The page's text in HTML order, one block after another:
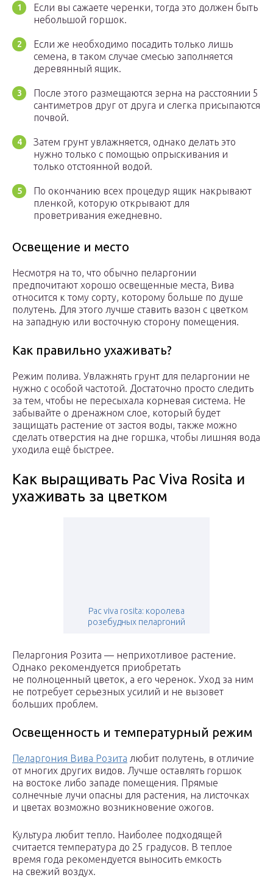
Если вы сажаете черенки, тогда это должен быть
небольшой горшок.
Если же необходимо посадить только лишь
семена, в таком случае смесью заполняется
деревянный ящик.
После этого размещаются зерна на расстоянии 5
сантиметров друг от друга и слегка присыпаются
почвой.
Затем грунт увлажняется, однако делать это
нужно только с помощью опрыскивания и
только отстоянной водой.
По окончанию всех процедур ящик накрывают
пленкой, которую открывают для
проветривания ежедневно.
Освещение и место
Несмотря на то, что обычно пеларгонии
предпочитают хорошо освещенные места, Вива
относится к тому сорту, которому больше по душе
полутень. Для этого лучше ставить вазон с цветком
на западную или восточную сторону помещения.
Как правильно ухаживать?
Режим полива. Увлажнять грунт для пеларгонии не
нужно с особой частотой. Достаточно просто следить
за тем, чтобы не пересыхала корневая система. Не
забывайте о дренажном слое, который будет
защищать растение от застоя воды, также можно
сделать отверстия на дне горшка, чтобы лишняя вода
уходила ещё быстрее.
Как выращивать Pac Viva Rosita и
ухаживать за цветком
Pac viva rosita: королева
розебудных пеларгоний
Пеларгония Розита — неприхотливое растение.
Однако рекомендуется приобретать
не полноценный цветок, а его черенок. Уход за ним
не потребует серьезных усилий и не вызовет
больших проблем.
Освещенность и температурный режим
Пеларгония Вива Розита любит полутень, в отличие
от многих других видов. Лучше оставлять горшок
на востоке либо западе помещения. Прямые
солнечные лучи опасны для растения, на листочках
и цветах возможно возникновение ожогов.
Культура любит тепло. Наиболее подходящей
считается температура до 25 градусов. В теплое
время года рекомендуется выносить емкость
на свежий воздух.